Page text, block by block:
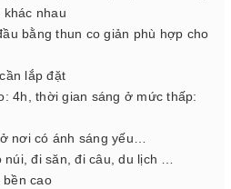
nhau
bằng thun co giản phù hợp cho
lắp đặt
4h, thời gian sáng ở mức thấp:
nơi có ánh sáng yếu…
đi săn, đi câu, du lịch …
bền cao